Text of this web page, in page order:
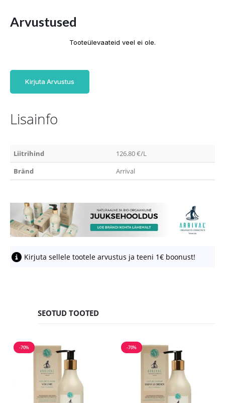
Arvustused
Tooteülevaateid veel ei ole.
Kirjuta Arvustus
Lisainfo
Liitrihind
126.80 €/L
Bränd
Arrival
Kirjuta sellele tootele arvustus ja teeni 1€ boonust!
SEOTUD TOOTED
-70% -70%